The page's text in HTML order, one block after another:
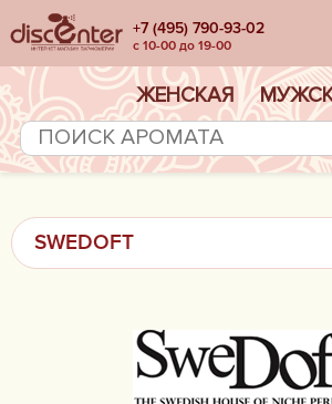
+7 (495) 790-93-02
с 10-00 до 19-00
ЖЕНСКАЯ
SWEDOFT